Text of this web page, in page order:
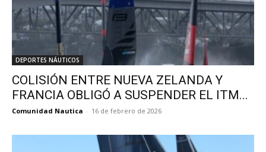
DEPORTES NÁUTICOS
COLISIÓN ENTRE NUEVA ZELANDA Y
FRANCIA OBLIGÓ A SUSPENDER EL ITM...
Comunidad Nautica - 16 de febrero de 2026